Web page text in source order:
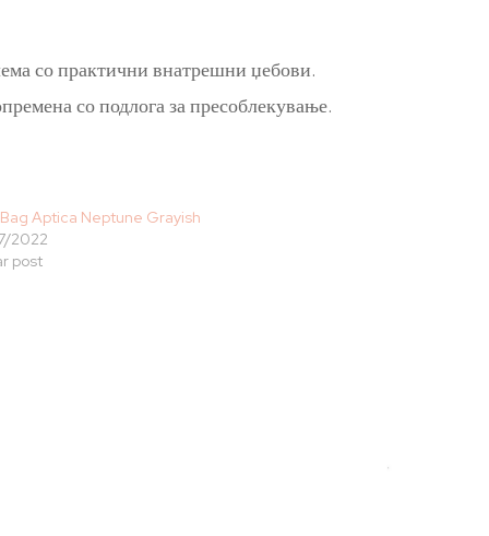
со практични внатрешни џебови.
со подлога за пресоблекување.
Aptica Neptune Grayish
2022
post